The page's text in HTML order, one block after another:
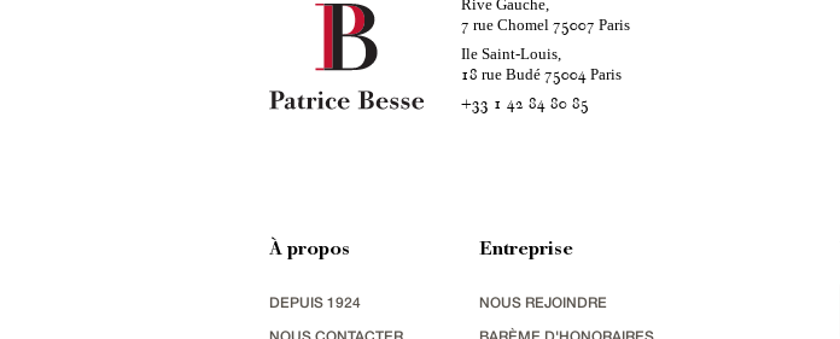
Rive Gauche,
7 rue Chomel 75007 Paris
Ile Saint-Louis,
18 rue Budé 75004Paris
+33 1 42 84 80 85
À propos
DEPUIS 1924
Entreprise
NOUS REJOINDRE